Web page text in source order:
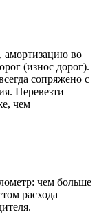
амортизацию во
(износ дорог).
сопряжено с
Перевезти
чем
чем больше
расхода